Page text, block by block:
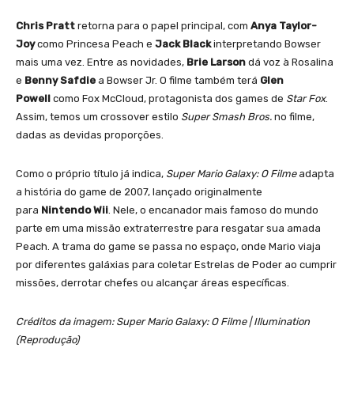
Chris Pratt retorna para o papel principal, com Anya Taylor-
Joycomo Princesa Peach e Jack Blackinterpretando Bowser
mais uma vez. Entre as novidades, Brie Larson dá voz à Rosalina
e Benny Safdie a Bowser Jr. O filme também terá Glen
Powell como Fox McCloud, protagonista dos games de Star Fox.
Assim, temos um crossover estilo Super Smash Bros. no filme,
dadas as devidas proporções.
Como o próprio título já indica, Super Mario Galaxy: O Filmeadapta
a história do game de 2007, lançado originalmente
para Nintendo Wii. Nele, o encanador mais famoso do mundo
parte em uma missão extraterrestre para resgatar sua amada
Peach. A trama do game se passa no espaço, onde Mario viaja
por diferentes galáxias para coletar Estrelas de Poder ao cumprir
missões, derrotar chefes ou alcançar áreas específicas.
Créditos da imagem: Super Mario Galaxy: O Filme | Illumination
(Reprodução)